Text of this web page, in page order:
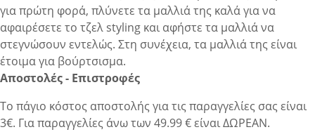
για πρώτη φορά, πλύνετε τα μαλλιά της καλά για να
αφαιρέσετε το τζελ styling και αφήστε τα μαλλιά να
στεγνώσουν εντελώς. Στη συνέχεια, τα μαλλιά της είναι
έτοιμα για βούρτσισμα.
Αποστολές - Επιστροφές
Το πάγιο κόστος αποστολής για τις παραγγελίες σας είναι
3€. Για παραγγελίες άνω των 49.99 € είναι ΔΩΡΕΑΝ.